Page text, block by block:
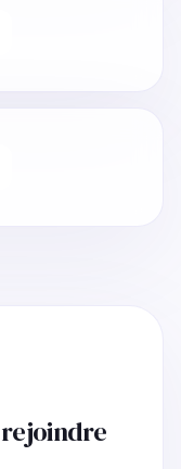
rejoindre